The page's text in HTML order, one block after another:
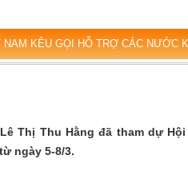
NAM KÊU GỌI HỖ TRỢ CÁC NƯỚC
Thị Thu Hằng đã tham dự
ngày 5-8/3.